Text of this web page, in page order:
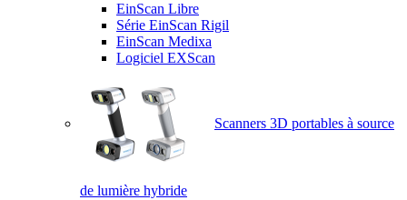
EinScan Libre
Série EinScan Rigil
EinScan Medixa
Logiciel EXScan
Scanners 3D portables à source
de lumière hybride